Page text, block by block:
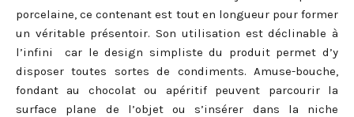
porcelaine, ce contenant est tout en longueur pour former
un véritable présentoir. Son utilisation est déclinable à
l’infini car le design simpliste du produit permet d’y
disposer toutes sortes de condiments. Amuse-bouche,
fondant au chocolat ou apéritif peuvent parcourir la
surface plane de l’objet ou s’insérer dans la niche